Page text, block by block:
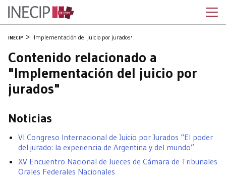
INECIP 'Implementación del juicio por jurados'
Contenido relacionado a
"Implementación del juicio por
jurados"
Noticias
VI Congreso Internacional de Juicio por Jurados “El poder
del jurado: la experiencia de Argentina y del mundo”
XV Encuentro Nacional de Jueces de Cámara de Tribunales
Orales Federales Nacionales